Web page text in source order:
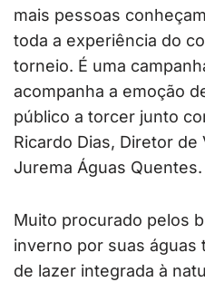
mais pessoas
toda a experiência do
torneio. É uma
acompanha a emoção
público a torcer junto
Ricardo Dias, Diretor de
Jurema Águas Quentes.
Muito procurado pelos
inverno por suas águas
de lazer integrada à